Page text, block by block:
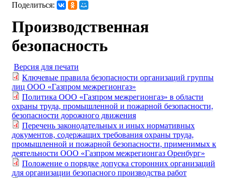
Поделиться:
Производственная
безопасность
Версия для печати
Ключевые правила безопасности организаций группы
лиц ООО «Газпром межрегионгаз»
Политика ООО «Газпром межрегионгаз» в области
охраны труда, промышленной и пожарной безопасности,
безопасности дорожного движения
Перечень законодательных и иных нормативных
документов, содержащих требования охраны труда,
промышленной и пожарной безопасности, применимых к
деятельности ООО «Газпром межрегионгаз Оренбург»
Положение о порядке допуска сторонних организаций
для организации безопасного производства работ